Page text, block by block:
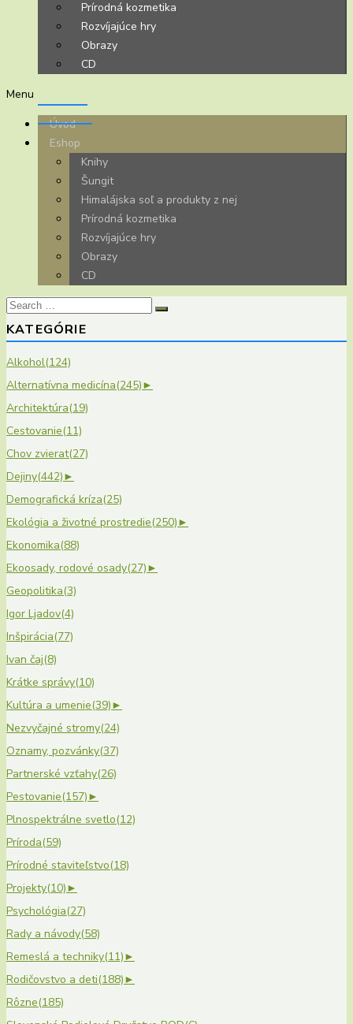
Prírodná kozmetika
Rozvíjajúce hry
Obrazy
CD
Menu
Úvod
Eshop
Knihy
Šungit
Himalájska soľ a produkty z nej
Prírodná kozmetika
Rozvíjajúce hry
Obrazy
CD
Search
for:
KATEGÓRIE
Alkohol(124)
Alternatívna medicína(245)►
Architektúra(19)
Cestovanie(11)
Chov zvierat(27)
Dejiny(442)►
Demografická kríza(25)
Ekológia a životné prostredie(250)►
Ekonomika(88)
Ekoosady, rodové osady(27)►
Geopolitika(3)
Igor Ljadov(4)
Inšpirácia(77)
Ivan čaj(8)
Krátke správy(10)
Kultúra a umenie(39)►
Nezvyčajné stromy(24)
Oznamy, pozvánky(37)
Partnerské vzťahy(26)
Pestovanie(157)►
Plnospektrálne svetlo(12)
Príroda(59)
Prírodné staviteľstvo(18)
Projekty(10)►
Psychológia(27)
Rady a návody(58)
Remeslá a techniky(11)►
Rodičovstvo a deti(188)►
Rôzne(185)